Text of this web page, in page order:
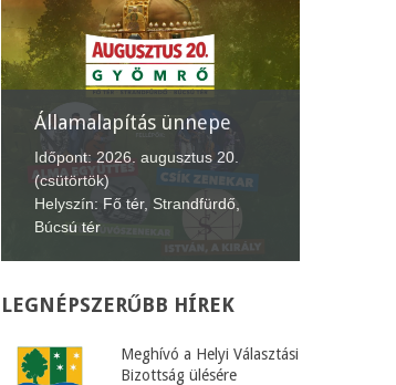
Államalapítás ünnepe
Időpont: 2026. augusztus 20.
(csütörtök)
Helyszín: Fő tér, Strandfürdő,
Búcsú tér
LEGNÉPSZERŰBB HÍREK
Meghívó a Helyi Választási
Bizottság ülésére